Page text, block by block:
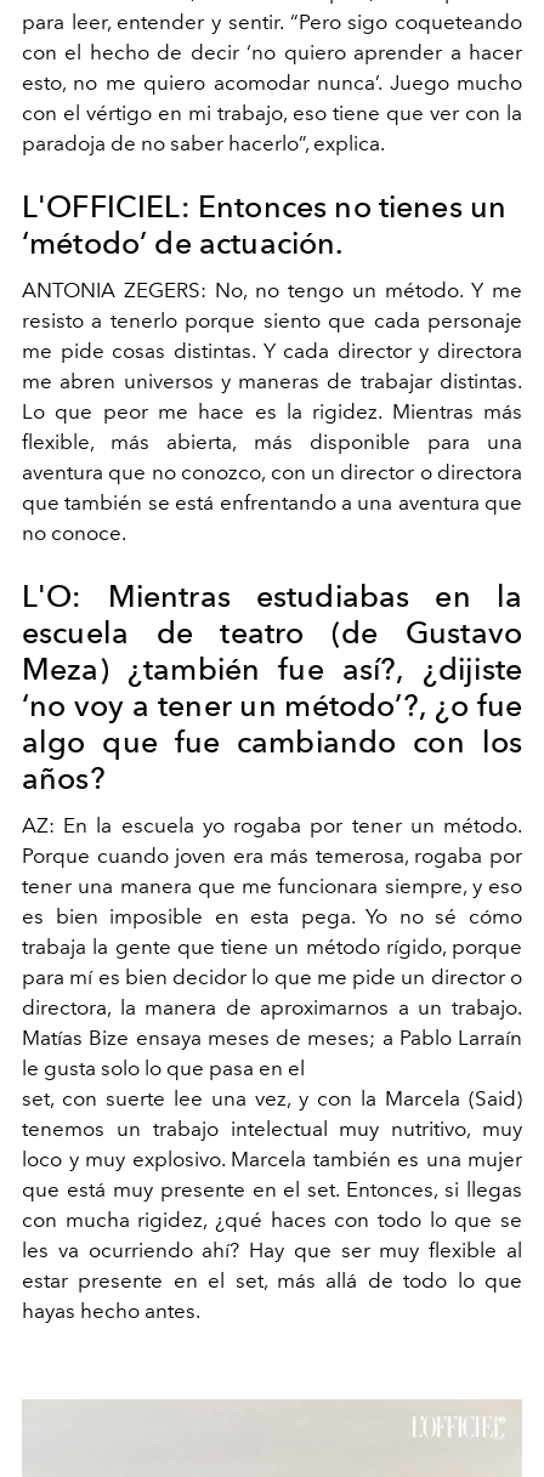
para leer, entender y sentir. “Pero sigo coqueteando
con el hecho de decir ‘no quiero aprender a hacer
esto, no me quiero acomodar nunca’. Juego mucho
con el vértigo en mi trabajo, eso tiene que ver con la
paradoja de no saber hacerlo”, explica.
L'OFFICIEL: Entonces no tienes un
‘método’ de actuación.
ANTONIA ZEGERS: No, no tengo un método. Y me
resisto a tenerlo porque siento que cada personaje
me pide cosas distintas. Y cada director y directora
me abren universos y maneras de trabajar distintas.
Lo que peor me hace es la rigidez. Mientras más
flexible, más abierta, más disponible para una
aventura que no conozco, con un director o directora
que también se está enfrentando a una aventura que
no conoce.
L'O: Mientras estudiabas en la
escuela de teatro (de Gustavo
Meza) ¿también fue así?, ¿dijiste
‘no voy a tener un método’?, ¿o fue
algo que fue cambiando con los
años?
AZ: En la escuela yo rogaba por tener un método.
Porque cuando joven era más temerosa, rogaba por
tener una manera que me funcionara siempre, y eso
es bien imposible en esta pega. Yo no sé cómo
trabaja la gente que tiene un método rígido, porque
para mí es bien decidor lo que me pide un director o
directora, la manera de aproximarnos a un trabajo.
Matías Bize ensaya meses de meses; a Pablo Larraín
le gusta solo lo que pasa en el
set, con suerte lee una vez, y con la Marcela (Said)
tenemos un trabajo intelectual muy nutritivo, muy
loco y muy explosivo. Marcela también es una mujer
que está muy presente en el set. Entonces, si llegas
con mucha rigidez, ¿qué haces con todo lo que se
les va ocurriendo ahí? Hay que ser muy flexible al
estar presente en el set, más allá de todo lo que
hayas hecho antes.